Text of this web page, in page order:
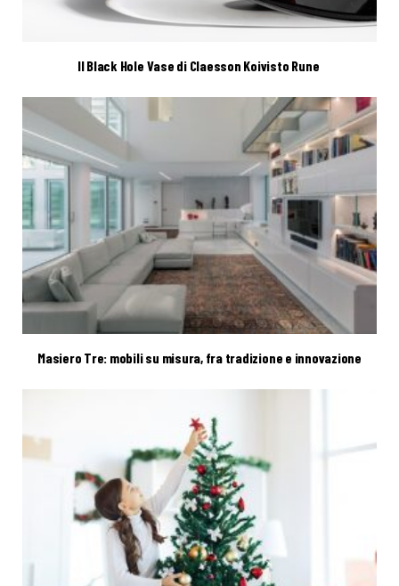
Il Black Hole Vase di Claesson Koivisto Rune
Masiero Tre: mobili su misura, fra tradizione e innovazione